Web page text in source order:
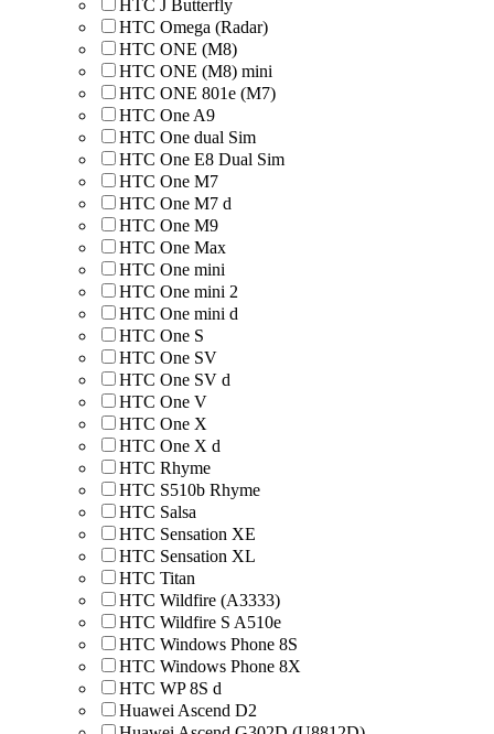
HTC J Butterfly
HTC Omega (Radar)
HTC ONE (M8)
HTC ONE (M8) mini
HTC ONE 801e (M7)
HTC One A9
HTC One dual Sim
HTC One E8 Dual Sim
HTC One M7
HTC One M7 d
HTC One M9
HTC One Max
HTC One mini
HTC One mini 2
HTC One mini d
HTC One S
HTC One SV
HTC One SV d
HTC One V
HTC One X
HTC One X d
HTC Rhyme
HTC S510b Rhyme
HTC Salsa
HTC Sensation XE
HTC Sensation XL
HTC Titan
HTC Wildfire (A3333)
HTC Wildfire S A510e
HTC Windows Phone 8S
HTC Windows Phone 8X
HTC WP 8S d
Huawei Ascend D2